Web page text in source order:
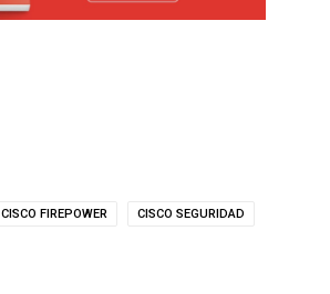
CISCO FIREPOWER CISCO SEGURIDAD